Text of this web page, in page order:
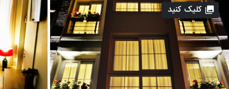
کلیک کنید